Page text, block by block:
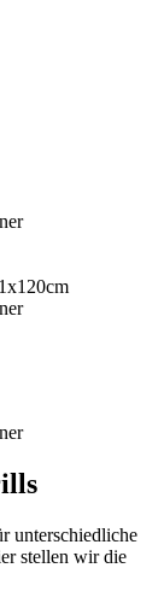
unterschiedliche
stellen wir die